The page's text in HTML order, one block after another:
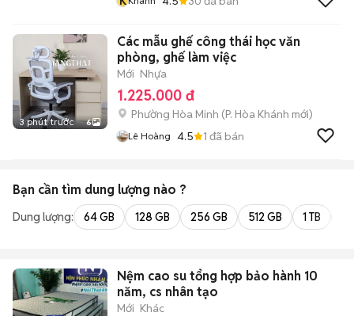
3 phút trước 6
Các mẫu ghế công thái học văn
phòng, ghế làm việc
Mới Nhựa
1.225.000 đ
Phường Hòa Minh (P. Hòa Khánh mới)
Lê Hoàng 4.5 1 đã bán
Bạn cần tìm dung lượng nào ?
Dung lượng: 64 GB 128 GB 256 GB 512 GB 1 TB
Nệm cao su tổng hợp bảo hành 10
năm, cs nhân tạo
Mới Khác